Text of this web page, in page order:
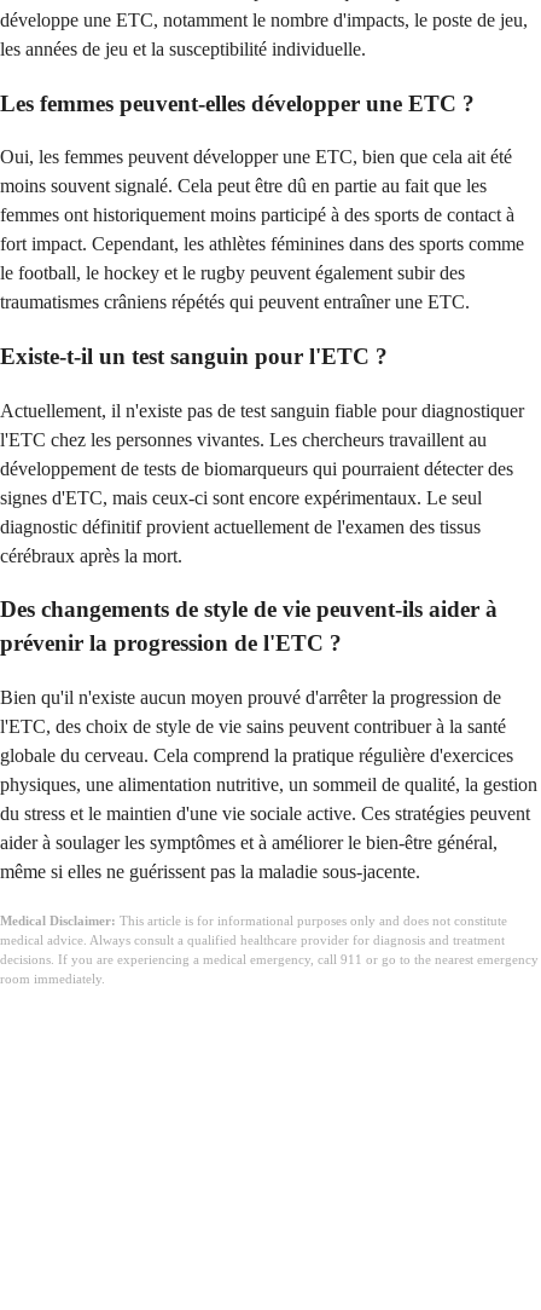
développe une ETC, notamment le nombre d'impacts, le poste de jeu,
les années de jeu et la susceptibilité individuelle.
Les femmes peuvent-elles développer une ETC ?
Oui, les femmes peuvent développer une ETC, bien que cela ait été
moins souvent signalé. Cela peut être dû en partie au fait que les
femmes ont historiquement moins participé à des sports de contact à
fort impact. Cependant, les athlètes féminines dans des sports comme
le football, le hockey et le rugby peuvent également subir des
traumatismes crâniens répétés qui peuvent entraîner une ETC.
Existe-t-il un test sanguin pour l'ETC ?
Actuellement, il n'existe pas de test sanguin fiable pour diagnostiquer
l'ETC chez les personnes vivantes. Les chercheurs travaillent au
développement de tests de biomarqueurs qui pourraient détecter des
signes d'ETC, mais ceux-ci sont encore expérimentaux. Le seul
diagnostic définitif provient actuellement de l'examen des tissus
cérébraux après la mort.
Des changements de style de vie peuvent-ils aider à
prévenir la progression de l'ETC ?
Bien qu'il n'existe aucun moyen prouvé d'arrêter la progression de
l'ETC, des choix de style de vie sains peuvent contribuer à la santé
globale du cerveau. Cela comprend la pratique régulière d'exercices
physiques, une alimentation nutritive, un sommeil de qualité, la gestion
du stress et le maintien d'une vie sociale active. Ces stratégies peuvent
aider à soulager les symptômes et à améliorer le bien-être général,
même si elles ne guérissent pas la maladie sous-jacente.
Medical Disclaimer: This article is for informational purposes only and does not constitute
medical advice. Always consult a qualified healthcare provider for diagnosis and treatment
decisions. If you are experiencing a medical emergency, call 911 or go to the nearest emergency
room immediately.